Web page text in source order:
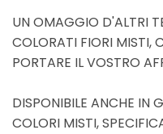
UN OMAGGIO D'ALTRI
COLORATI FIORI MISTI,
PORTARE IL VOSTRO
DISPONIBILE ANCHE IN
COLORI MISTI,